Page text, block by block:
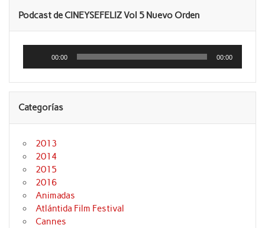
Podcast de CINEYSEFELIZ Vol 5 Nuevo Orden
Reproductor
audio
00:00 00:00
Categorías
2013
2014
2015
2016
Animadas
Atlántida Film Festival
Cannes